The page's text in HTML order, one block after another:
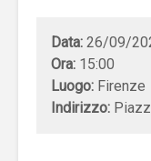
Data: 26/09/
Ora: 15:00
Luogo: Firenze
Indirizzo: